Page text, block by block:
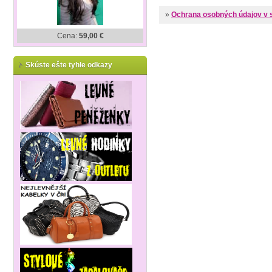
» Ochrana osobných údajov v
Cena: 59,00 €
Skúste ešte tyhle odkazy